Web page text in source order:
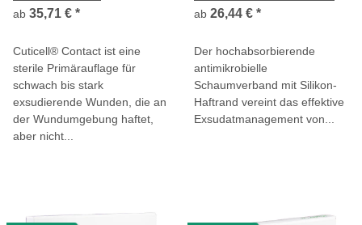
ab 35,71 € *
Cuticell® Contact ist eine
sterile Primärauflage für
schwach bis stark
exsudierende Wunden, die an
der Wundumgebung haftet,
aber nicht...
ab 26,44 € *
Der hochabsorbierende
antimikrobielle
Schaumverband mit Silikon-
Haftrand vereint das effektive
Exsudatmanagement von...